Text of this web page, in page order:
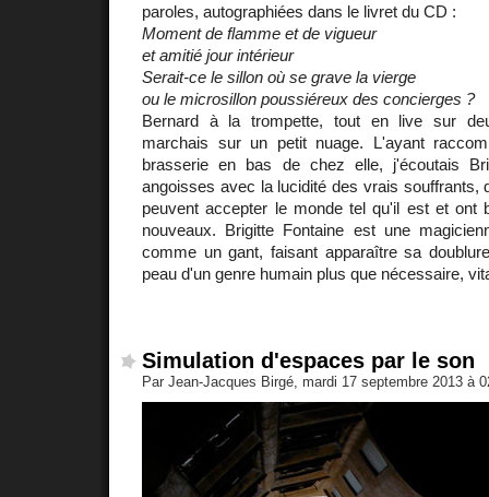
paroles, autographiées dans le livret du CD :
Moment de flamme et de vigueur
et amitié jour intérieur
Serait-ce le sillon où se grave la vierge
ou le microsillon poussiéreux des concierges ?
Bernard à la trompette, tout en live sur
marchais sur un petit nuage. L'ayant
brasserie en bas de chez elle, j'écoutais
angoisses avec la lucidité des vrais souffrants,
peuvent accepter le monde tel qu'il est et ont
nouveaux. Brigitte Fontaine est une
comme un gant, faisant apparaître sa
peau d'un genre humain plus que nécessaire,
Simulation d'espaces par le son
Par Jean-Jacques Birgé, mardi 17 septembre 2013 à